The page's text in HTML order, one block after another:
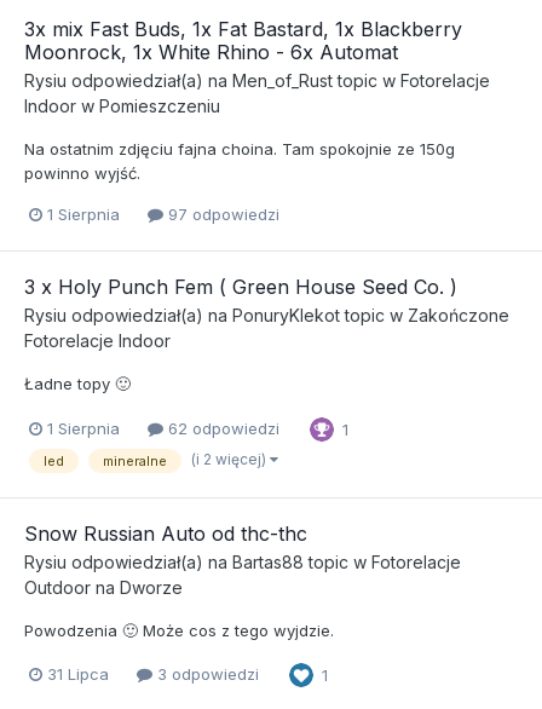
3x mix Fast Buds, 1x Fat Bastard, 1x Blackberry
Moonrock, 1x White Rhino - 6x Automat
Rysiu odpowiedział(a) na Men_of_Rusttopic w Fotorelacje
Indoor w Pomieszczeniu
Na ostatnim zdjęciu fajna choina. Tam spokojnie ze 150g
powinno wyjść.
1 Sierpnia 97 odpowiedzi
3 x Holy Punch Fem ( Green House Seed Co. )
Rysiu odpowiedział(a) na PonuryKlekottopic w Zakończone
Fotorelacje Indoor
Ładne topy 🙂
1 Sierpnia 62 odpowiedzi 1
led mineralne (i 2 więcej)
Snow Russian Auto od thc-thc
Rysiu odpowiedział(a) na Bartas88 topic w Fotorelacje
Outdoor na Dworze
Powodzenia 🙂 Może cos z tego wyjdzie.
31 Lipca 3 odpowiedzi 1